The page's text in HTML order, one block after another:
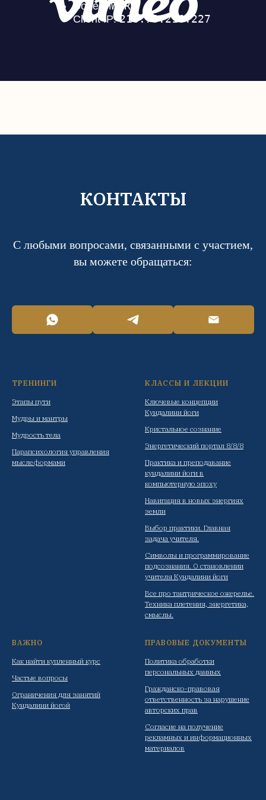
КОНТАКТЫ
С любыми вопросами, связанными с участием,
вы можете обращаться:
ТРЕНИНГИ
Этапы пути
Мудры и мантры
Мудрость тела
Парапсихология управления
мыслеформами
КЛАССЫ И ЛЕКЦИИ
Ключевые концепции
Кундалини йоги
Кристальное сознание
Энергетический портал 8/8/8
Практика и преподавание
кундалини йоги в
компьютерную эпоху
Навигация в новых энергиях
земли
Выбор практики. Главная
задача учителя.
Символы и программирование
подсознания. О становлении
учителя Кундалини йоги
Все про тантрическое ожерелье.
Техника плетения, энергетика,
смыслы.
ВАЖНО
Как найти купленный курс
Частые вопросы
Ограничения для занятий
Кундалини йогой
ПРАВОВЫЕ ДОКУМЕНТЫ
Политика обработки
персональных данных
Гражданско-правовая
ответственность за нарушение
авторских прав
Согласие на получение
рекламных и информационных
материалов